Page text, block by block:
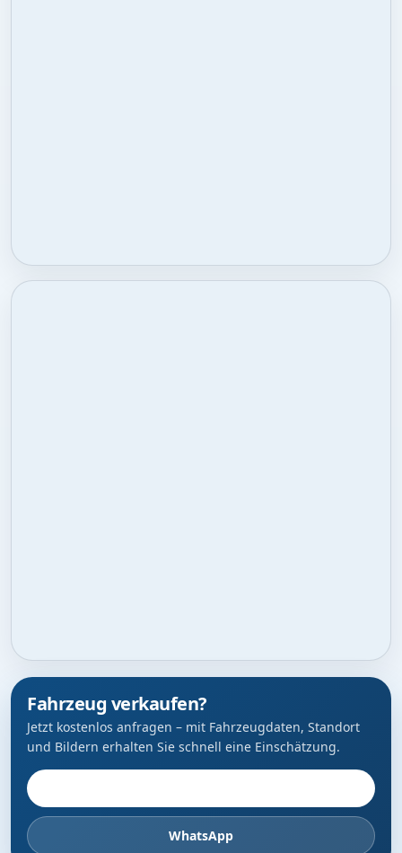
Fahrzeug verkaufen?
Jetzt kostenlos anfragen – mit Fahrzeugdaten, Standort
und Bildern erhalten Sie schnell eine Einschätzung.
WhatsApp